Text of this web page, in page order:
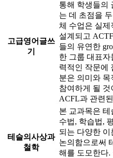
고급영어글쓰
기
통해 학생들의
는 데 초점을
체 수업은 실제
설계되고
들의 유연한
한 그룹 대표자
력적인 작문에
분은 의미와 목
참여하게 될 것
ACFL과 관련
테슬의사상과
철학
본 교과목은
수법, 학습법,
되는 다양한
논의함으로써
해를 도모한다.